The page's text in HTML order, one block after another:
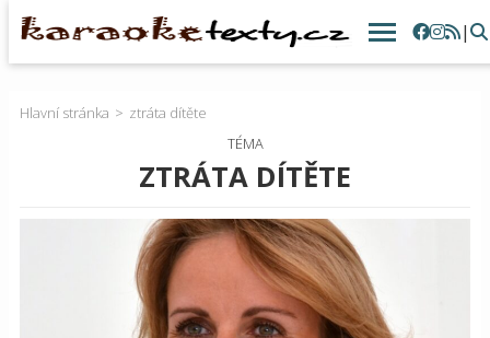
|
Hlavní stránka
ztráta dítěte
TÉMA
ZTRÁTA DÍTĚTE